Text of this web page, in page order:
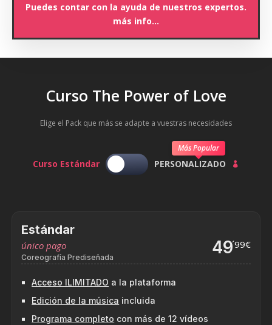
Puedes contar con la ayuda de nuestros expertos.
más info…
Curso The Power of Love
Elige el Pack que más se adapte a vuestras necesidades
Curso Estándar
Más Popular

PERSONALIZADO
Estándar
único pago
Coreografía Prediseñada 49´99€
Acceso ILIMITADO a la plataforma
Edición de la música incluida
Programa completo con más de 12 vídeos